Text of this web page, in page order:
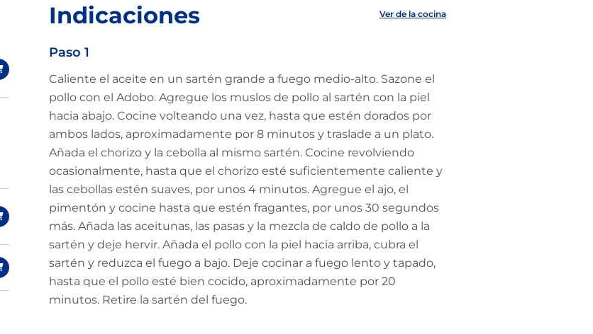
Indicaciones Ver de la cocina
Paso 1
Caliente el aceite en un sartén grande a fuego medio-alto. Sazone el
pollo con el Adobo. Agregue los muslos de pollo al sartén con la piel
hacia abajo. Cocine volteando una vez, hasta que estén dorados por
ambos lados, aproximadamente por 8 minutos y traslade a un plato.
Añada el chorizo y la cebolla al mismo sartén. Cocine revolviendo
ocasionalmente, hasta que el chorizo esté suficientemente caliente y
las cebollas estén suaves, por unos 4 minutos. Agregue el ajo, el
pimentón y cocine hasta que estén fragantes, por unos 30 segundos
más. Añada las aceitunas, las pasas y la mezcla de caldo de pollo a la
sartén y deje hervir. Añada el pollo con la piel hacia arriba, cubra el
sartén y reduzca el fuego a bajo. Deje cocinar a fuego lento y tapado,
hasta que el pollo esté bien cocido, aproximadamente por 20
minutos. Retire la sartén del fuego.